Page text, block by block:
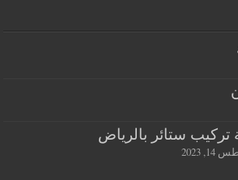
ستائر بالرياض
2023